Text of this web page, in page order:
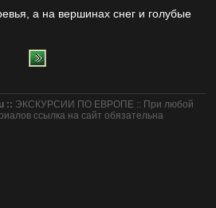
а на вершинах снег и голубые
:: ЭКСКУРСИИ ПО ЕВРОПЕ :: При любой
ссылка на сайт обязательна